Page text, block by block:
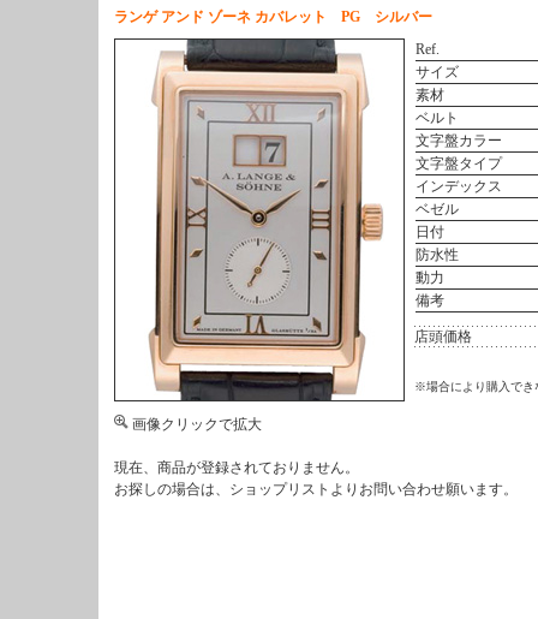
ランゲ アンド ゾーネ カバレット PG シルバー
画像クリックで拡大
Ref.
サイズ
素材
ベルト
文字盤カラー
文字盤タイプ
インデックス
ベゼル
日付
防水性
動力
備考
店頭価格
※場合により購入でき
現在、商品が登録されておりません。
お探しの場合は、 ショップリスト よりお問い合わせ願います。